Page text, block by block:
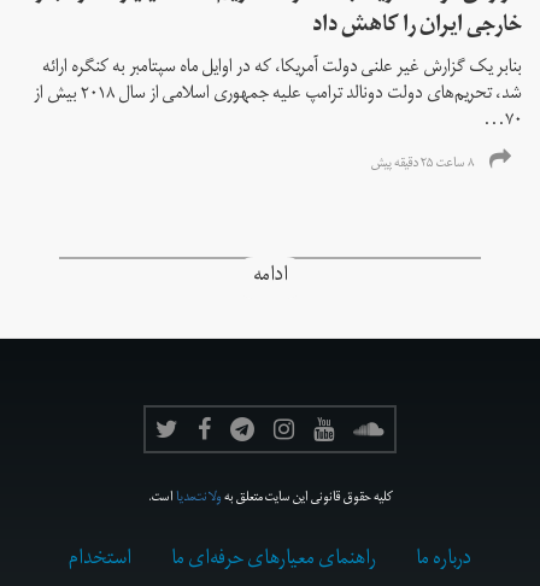
خارجی ایران را کاهش داد
بنابر یک گزارش غیر علنی دولت آمریکا، که در اوایل ماه سپتامبر به کنگره ارائه
شد، تحریم‌های دولت دونالد ترامپ علیه جمهوری اسلامی از سال ۲۰۱۸ بیش از
۷۰...
۸ ساعت ۲۵ دقیقه پیش
ادامه
کلیه حقوق قانونی این سایت متعلق بهولانت‌مدیااست.
درباره ما راهنمای معیارهای حرفه‌ای ما استخدام